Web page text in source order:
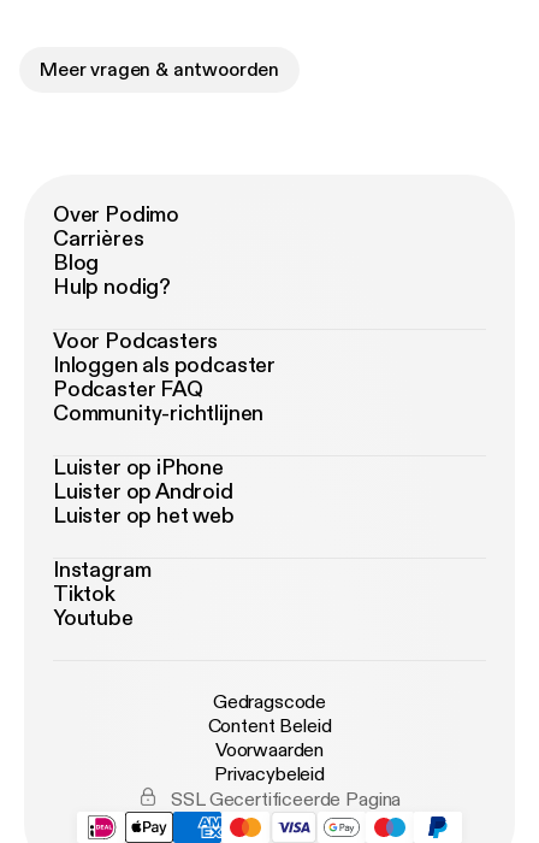
Meer vragen & antwoorden
Over Podimo
Carrières
Blog
Hulp nodig?
Voor Podcasters
Inloggen als podcaster
Podcaster FAQ
Community-richtlijnen
Luister op iPhone
Luister op Android
Luister op het web
Instagram
Tiktok
Youtube
Gedragscode
Content Beleid
Voorwaarden
Privacybeleid
SSL Gecertificeerde Pagina